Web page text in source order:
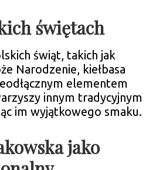
świętach
świąt, takich jak
Narodzenie, kiełbasa
elementem
innym tradycyjnym
im wyjątkowego smaku.
jako